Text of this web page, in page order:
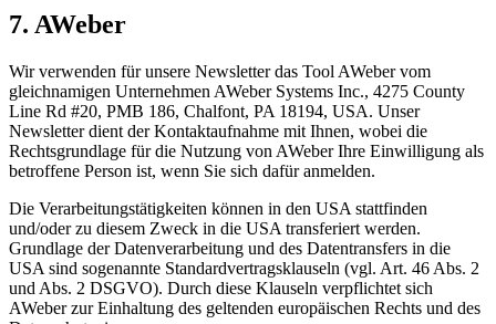
7. AWeber
Wir verwenden für unsere Newsletter das Tool AWeber vom
gleichnamigen Unternehmen AWeber Systems Inc., 4275 County
Line Rd #20, PMB 186, Chalfont, PA 18194, USA. Unser
Newsletter dient der Kontaktaufnahme mit Ihnen, wobei die
Rechtsgrundlage für die Nutzung von AWeber Ihre Einwilligung als
betroffene Person ist, wenn Sie sich dafür anmelden.
Die Verarbeitungstätigkeiten können in den USA stattfinden
und/oder zu diesem Zweck in die USA transferiert werden.
Grundlage der Datenverarbeitung und des Datentransfers in die
USA sind sogenannte Standardvertragsklauseln (vgl. Art. 46 Abs. 2
und Abs. 2 DSGVO). Durch diese Klauseln verpflichtet sich
AWeber zur Einhaltung des geltenden europäischen Rechts und des